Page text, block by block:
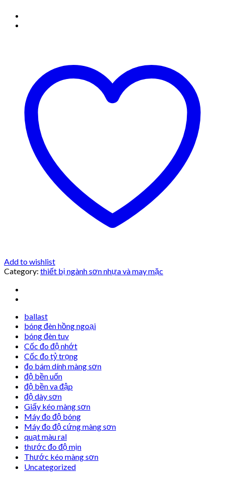
Add to wishlist
Category: thiết bị ngành sơn nhựa và may mặc
ballast
bóng đèn hồng ngoại
bóng đèn tuv
Cốc đo độ nhớt
Cốc đo tỷ trọng
đo bám dính màng sơn
độ bền uốn
độ bền va đập
độ dày sơn
Giấy kéo màng sơn
Máy đo độ bóng
Máy đo độ cứng màng sơn
quạt màu ral
thước đo độ mịn
Thước kéo màng sơn
Uncategorized